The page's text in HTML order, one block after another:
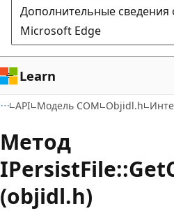
Дополнительные
Microsoft Edge
Learn
API Модель COM Objidl.h
Метод
(objidl.h)